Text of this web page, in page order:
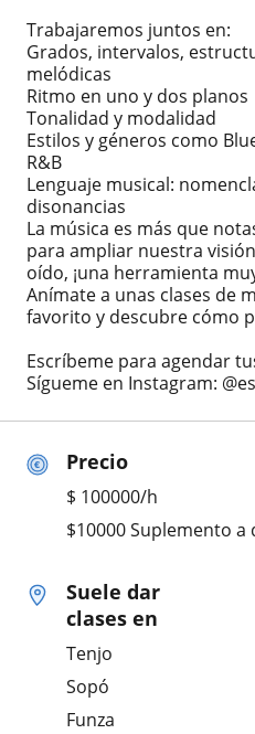
Precio
$ 100000/h
$10000 Suplemento a
Suele dar
clases en
Tenjo
Sopó
Funza
Trabajaremos juntos en:
Grados, intervalos,
melódicas
Ritmo en uno y dos planos
Tonalidad y modalidad
Estilos y géneros como
R&B
Lenguaje musical:
disonancias
La música es más que
para ampliar nuestra
oído, ¡una herramienta
Anímate a unas clases de
favorito y descubre cómo
Escríbeme para agendar
Sígueme en Instagram: